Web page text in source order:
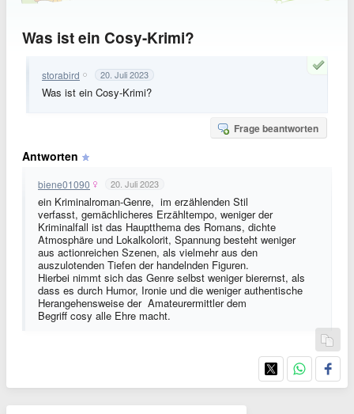
Was ist ein Cosy-Krimi?
storabird 20. Juli 2023
Was ist ein Cosy-Krimi?
Frage beantworten
Antworten
biene01090 20. Juli 2023
ein Kriminalroman-Genre, im erzählenden Stil
verfasst, gemächlicheres Erzähltempo, weniger der
Kriminalfall ist das Hauptthema des Romans, dichte
Atmosphäre und Lokalkolorit, Spannung besteht weniger
aus actionreichen Szenen, als vielmehr aus den
auszulotenden Tiefen der handelnden Figuren.
Hierbei nimmt sich das Genre selbst weniger bierernst, als
dass es durch Humor, Ironie und die weniger authentische
Herangehensweise der Amateurermittler dem
Begriff cosy alle Ehre macht.